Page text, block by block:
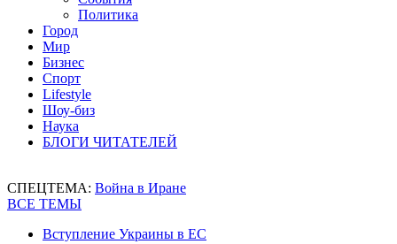
Политика
Город
Мир
Бизнес
Спорт
Lifestyle
Шоу-биз
Наука
БЛОГИ ЧИТАТЕЛЕЙ
СПЕЦТЕМА: Война в Иране
ВСЕ ТЕМЫ
Вступление Украины в ЕС